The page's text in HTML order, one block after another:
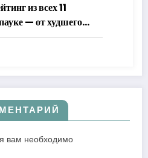
из всех 11
— от худшего
вам необходимо